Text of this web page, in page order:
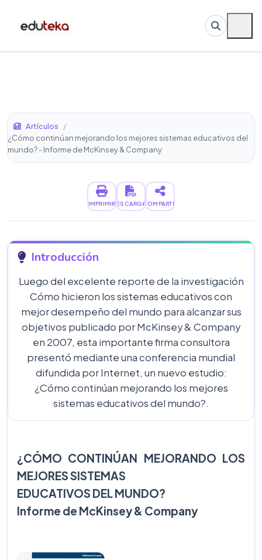
Artículos
/
¿Cómo continúan mejorando los mejores sistemas educativos del
mundo? - Informe de McKinsey & Company
IMPRIMIRDESCARGARCOMPARTIR
Introducción
Luego del excelente reporte de la investigación
Cómo hicieron los sistemas educativos con
mejor desempeño del mundo para alcanzar sus
objetivos publicado por McKinsey & Company
en 2007, esta importante firma consultora
presentó mediante una conferencia mundial
difundida por Internet, un nuevo estudio:
¿Cómo continúan mejorando los mejores
sistemas educativos del mundo?.
¿CÓMO CONTINÚAN MEJORANDO LOS
MEJORES SISTEMAS
EDUCATIVOS DEL MUNDO?
Informe de McKinsey & Company